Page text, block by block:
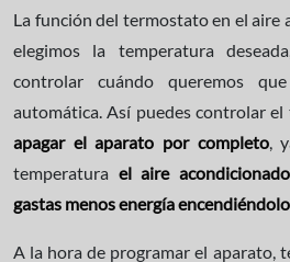
La función del termostato en el aire
elegimos la temperatura
controlar cuándo queremos
automática. Así puedes controlar
apagar el aparato por completo,
temperatura el aire
gastas menos energía
A la hora de programar el aparato,